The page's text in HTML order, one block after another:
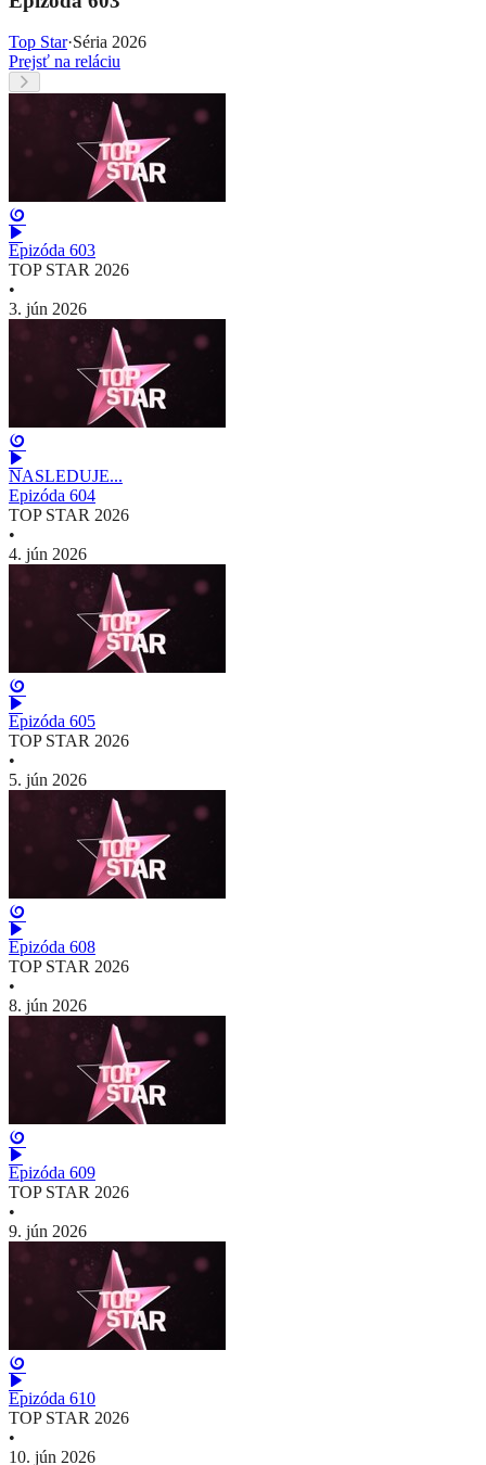
Top Star·Séria 2026
Prejsť na reláciu
Epizóda 603
TOP STAR 2026
•
3. jún 2026
NASLEDUJE...
Epizóda 604
TOP STAR 2026
•
4. jún 2026
Epizóda 605
TOP STAR 2026
•
5. jún 2026
Epizóda 608
TOP STAR 2026
•
8. jún 2026
Epizóda 609
TOP STAR 2026
•
9. jún 2026
Epizóda 610
TOP STAR 2026
•
10. jún 2026